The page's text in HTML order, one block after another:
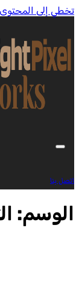
تخطي إلى المحتوى
اتصل بنا
الوسم: